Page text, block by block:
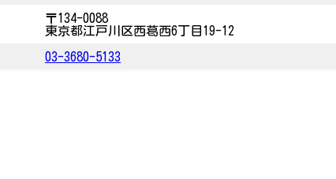
〒134-0088
東京都江戸川区西葛西6丁目19-12
03-3680-5133